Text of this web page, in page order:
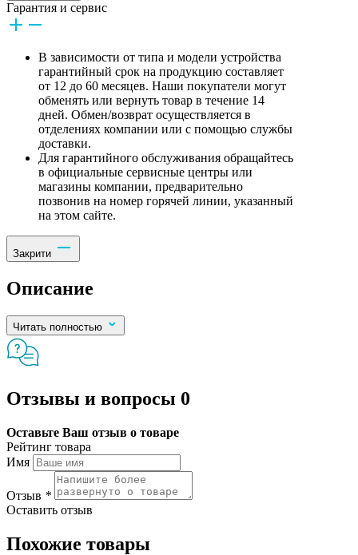
Гарантия и сервис
В зависимости от типа и модели устройства
гарантийный срок на продукцию составляет
от 12 до 60 месяцев. Наши покупатели могут
обменять или вернуть товар в течение 14
дней. Обмен/возврат осуществляется в
отделениях компании или с помощью службы
доставки.
Для гарантийного обслуживания обращайтесь
в официальные сервисные центры или
магазины компании, предварительно
позвонив на номер горячей линии, указанный
на этом сайте.
Закрити
Описание
Читать полностью
Отзывы и вопросы 0
Оставьте Ваш отзыв о товаре
Рейтинг товара
Имя
Отзыв *
Оставить отзыв
Похожие товары